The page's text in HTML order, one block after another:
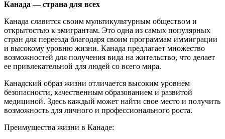
Канада — страна для всех
Канада славится своим мультикультурным обществом и
открытостью к эмигрантам. Это одна из самых популярных
стран для переезда благодаря своим программам иммиграции
и высокому уровню жизни. Канада предлагает множество
возможностей для получения вида на жительство, что делает
ее привлекательной для людей со всего мира.
Канадский образ жизни отличается высоким уровнем
безопасности, качественным образованием и развитой
медициной. Здесь каждый может найти свое место и получить
возможность для личного и профессионального роста.
Преимущества жизни в Канаде: